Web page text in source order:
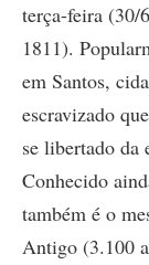
terça-feira (30/
1811).
em Santos,
escravizado
se libertado da
Conhecido
também é o
Antigo (3.100